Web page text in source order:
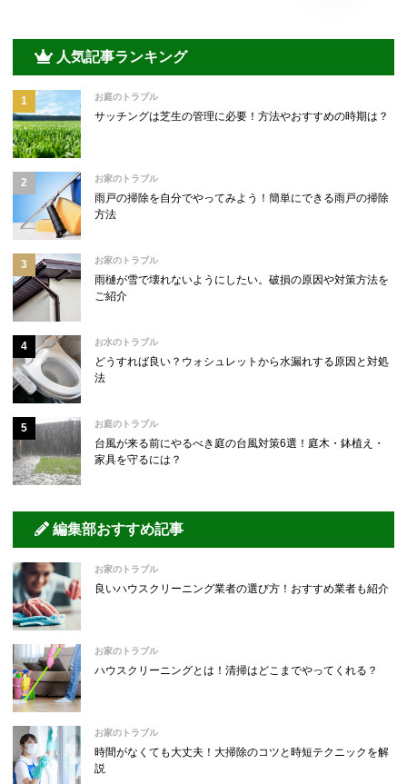
人気記事ランキング
お庭のトラブル
サッチングは芝生の管理に必要！方法やおすすめの時期は？
お家のトラブル
雨戸の掃除を自分でやってみよう！簡単にできる雨戸の掃除
方法
お家のトラブル
雨樋が雪で壊れないようにしたい。破損の原因や対策方法を
ご紹介
お水のトラブル
どうすれば良い？ウォシュレットから水漏れする原因と対処
法
お庭のトラブル
台風が来る前にやるべき庭の台風対策6選！庭木・鉢植え・
家具を守るには？
編集部おすすめ記事
お家のトラブル
良いハウスクリーニング業者の選び方！おすすめ業者も紹介
お家のトラブル
ハウスクリーニングとは！清掃はどこまでやってくれる？
お家のトラブル
時間がなくても大丈夫！大掃除のコツと時短テクニックを解
説